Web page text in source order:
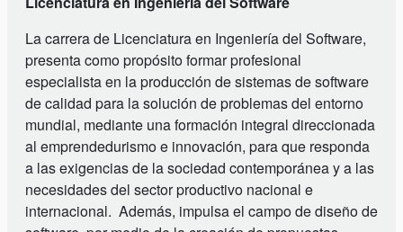
La carrera de Licenciatura en Ingeniería del Software,
presenta como propósito formar profesional
especialista en la producción de sistemas de software
de calidad para la solución de problemas del entorno
mundial, mediante una formación integral direccionada
al emprendedurismo e innovación, para que responda
a las exigencias de la sociedad contemporánea y a las
necesidades del sector productivo nacional e
internacional. Además, impulsa el campo de diseño de